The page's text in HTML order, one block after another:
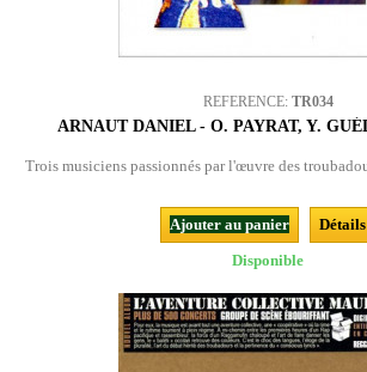
REFERENCE: TR034
ARNAUT DANIEL - O. PAYRAT, Y.
Trois musiciens passionnés par l'œuvre des
Ajouter au panier
Détails
Disponible